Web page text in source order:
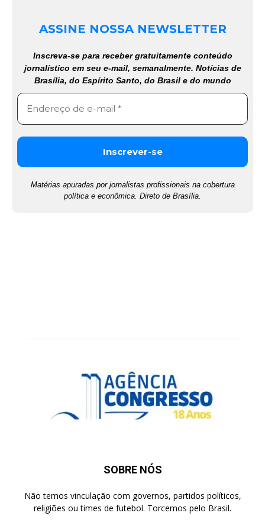
ASSINE NOSSA NEWSLETTER
Inscreva-se para receber gratuitamente conteúdo
jornalístico em seu e-mail, semanalmente. Notícias de
Brasília, do Espírito Santo, do Brasil e do mundo
Matérias apuradas por jornalistas profissionais na cobertura
política e econômica. Direto de Brasília.
SOBRE NÓS
Não temos vinculação com governos, partidos políticos,
religiões ou times de futebol. Torcemos pelo Brasil.